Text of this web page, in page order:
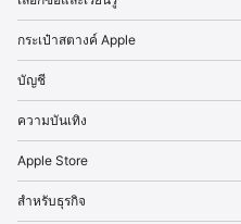
กระเป๋าสตางค์ Apple
บัญชี
ความบันเทิง
Apple Store
สำหรับธุรกิจ